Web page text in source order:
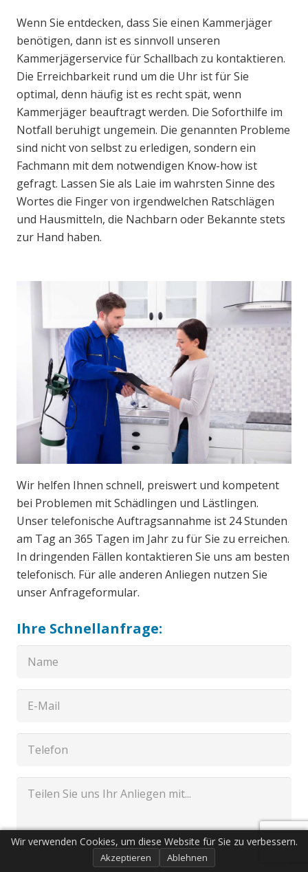
Wenn Sie entdecken, dass Sie einen Kammerjäger
benötigen, dann ist es sinnvoll unseren
Kammerjägerservice für Schallbach zu kontaktieren.
Die Erreichbarkeit rund um die Uhr ist für Sie
optimal, denn häufig ist es recht spät, wenn
Kammerjäger beauftragt werden. Die Soforthilfe im
Notfall beruhigt ungemein. Die genannten Probleme
sind nicht von selbst zu erledigen, sondern ein
Fachmann mit dem notwendigen Know-how ist
gefragt. Lassen Sie als Laie im wahrsten Sinne des
Wortes die Finger von irgendwelchen Ratschlägen
und Hausmitteln, die Nachbarn oder Bekannte stets
zur Hand haben.
Wir helfen Ihnen schnell, preiswert und kompetent
bei Problemen mit Schädlingen und Lästlingen.
Unser telefonische Auftragsannahme ist 24 Stunden
am Tag an 365 Tagen im Jahr zu für Sie zu erreichen.
In dringenden Fällen kontaktieren Sie uns am besten
telefonisch. Für alle anderen Anliegen nutzen Sie
unser Anfrageformular.
Ihre Schnellanfrage:
Wir verwenden Cookies, um diese Website für Sie zu verbessern.
Akzeptieren Ablehnen